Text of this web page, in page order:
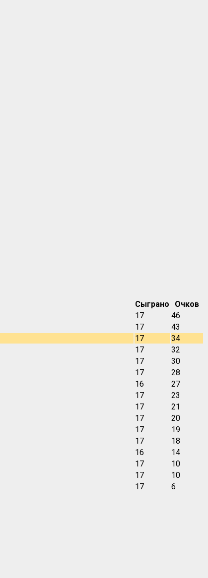
Сыграно
Очков
17
46
17
43
17
34
17
32
17
30
17
28
16
27
17
23
17
21
17
20
17
19
17
18
16
14
17
10
17
10
17 6